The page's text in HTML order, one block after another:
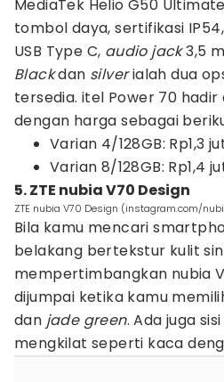
MediaTek Helio G50
tombol daya, sertifikasi IP54,
USB Type C, audio jack3,5
Blackdan silverialah dua
tersedia. itel Power 70
dengan harga sebagai
Varian 4/128GB: Rp1,3
Varian 8/128GB: Rp1,4
5. ZTE nubia V70 Design
ZTE nubia V70 Design (instagram.com/
Bila kamu mencari
belakang bertekstur kulit
mempertimbangkan nubia
dijumpai ketika kamu
dan jade green. Ada juga
mengkilat seperti kaca